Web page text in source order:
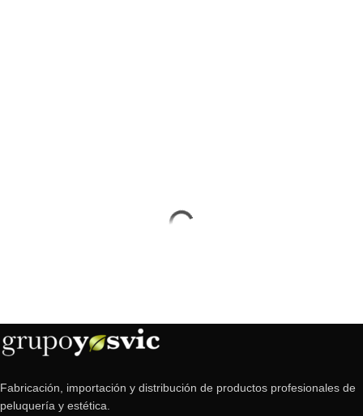
Fabricación, importación y distribución de productos profesionales de
peluquería y estética.